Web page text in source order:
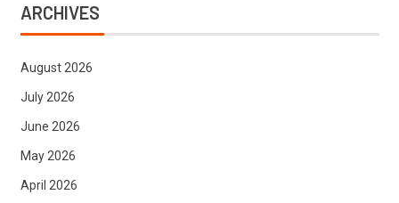
ARCHIVES
August 2026
July 2026
June 2026
May 2026
April 2026